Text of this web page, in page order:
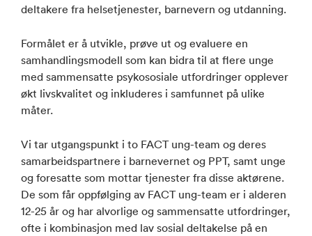
deltakere fra helsetjenester, barnevern og utdanning.
Formålet er å utvikle, prøve ut og evaluere en
samhandlingsmodell som kan bidra til at flere unge
med sammensatte psykososiale utfordringer opplever
økt livskvalitet og inkluderes i samfunnet på ulike
måter.
Vi tar utgangspunkt i to FACT ung-team og deres
samarbeidspartnere i barnevernet og PPT, samt unge
og foresatte som mottar tjenester fra disse aktørene.
De som får oppfølging av FACT ung-team er i alderen
12-25 år og har alvorlige og sammensatte utfordringer,
ofte i kombinasjon med lav sosial deltakelse på en